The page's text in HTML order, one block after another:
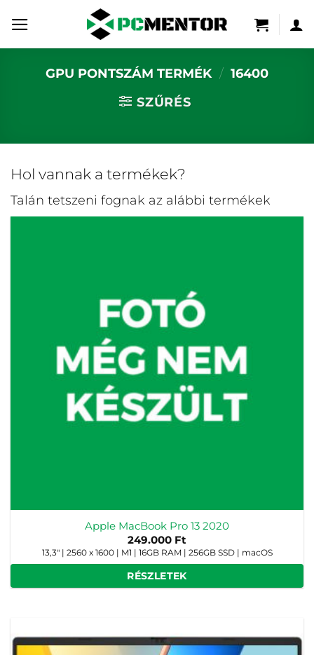
content
GPU PONTSZÁM TERMÉK / 16400
SZŰRÉS
Hol vannak a termékek?
Talán tetszeni fognak az alábbi termékek
Apple MacBook Pro 13 2020
249.000 Ft
13,3" | 2560 x 1600 | M1 | 16GB RAM | 256GB SSD | macOS
RÉSZLETEK